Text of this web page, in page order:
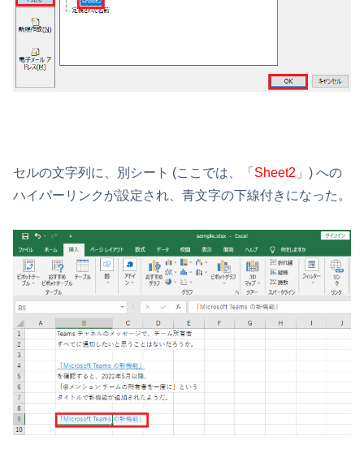
セルの文字列に、別シート (ここでは、「 Sheet2 」) への
ハイパーリンクが設定され、青文字の下線付きになった。